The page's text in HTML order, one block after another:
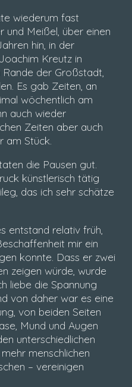
wiederum fast
und Meißel, über einen
hin, in der
Kreutz in
der Großstadt,
Es gab Zeiten, an
wöchentlich am
auch wieder
Zeiten aber auch
am Stück.
die Pausen gut.
künstlerisch tätig
das ich sehr schätze
entstand relativ früh,
mir ein
konnte. Dass er zwei
zeigen würde, wurde
liebe die Spannung
von daher war es eine
von beiden Seiten
Mund und Augen
unterschiedlichen
menschlichen
– vereinigen